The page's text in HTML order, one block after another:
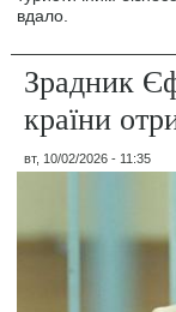
вдало.
Зрадник
країни
вт, 10/02/2026 - 11:35